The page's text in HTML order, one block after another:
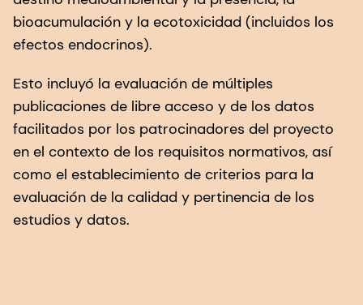
bioacumulación y la ecotoxicidad (incluidos los
efectos endocrinos).
Esto incluyó la evaluación de múltiples
publicaciones de libre acceso y de los datos
facilitados por los patrocinadores del proyecto
en el contexto de los requisitos normativos, así
como el establecimiento de criterios para la
evaluación de la calidad y pertinencia de los
estudios y datos.